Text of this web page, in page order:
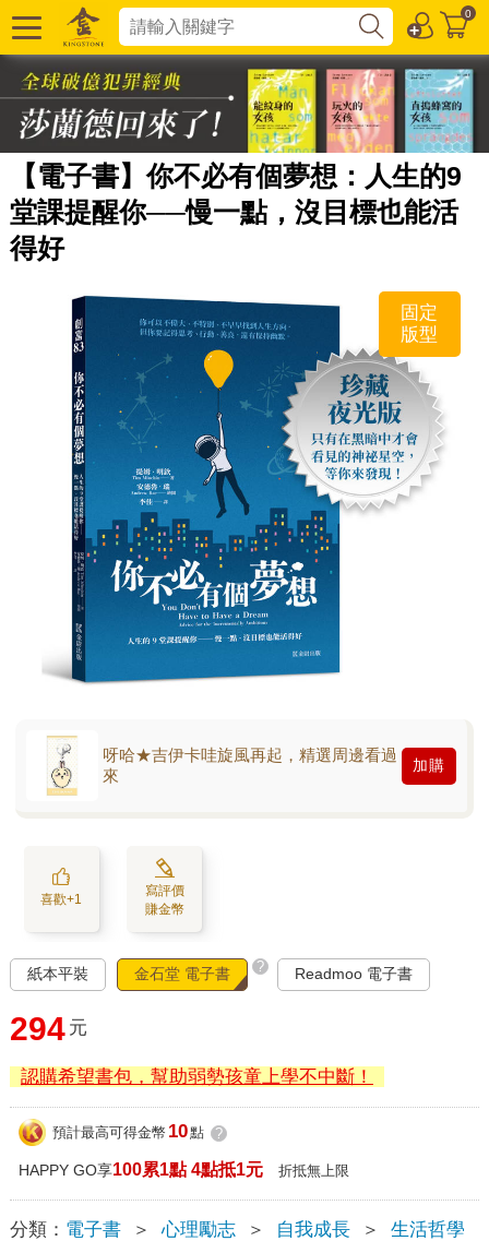
0
【電子書】你不必有個夢想：人生的9
堂課提醒你──慢一點，沒目標也能活
得好
固定
版型
呀哈★吉伊卡哇旋風再起，精選周邊看過
來
加購
喜歡+1
寫評價
賺金幣
紙本平裝 金石堂 電子書 ? Readmoo 電子書
294 元
認購希望書包，幫助弱勢孩童上學不中斷！
預計最高可得金幣 10點 ?
HAPPY GO享100累1點 4點抵1元 折抵無上限
分類： 電子書 ＞ 心理勵志 ＞ 自我成長 ＞ 生活哲學